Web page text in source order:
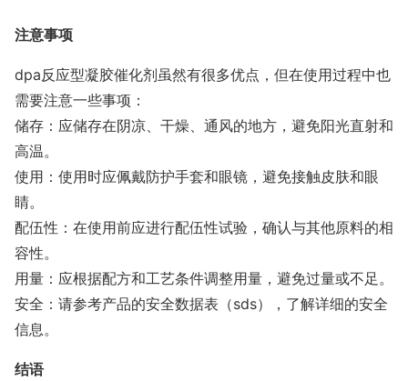
注意事项
dpa反应型凝胶催化剂虽然有很多优点，但在使用过程中也
需要注意一些事项：
储存：应储存在阴凉、干燥、通风的地方，避免阳光直射和
高温。
使用：使用时应佩戴防护手套和眼镜，避免接触皮肤和眼
睛。
配伍性：在使用前应进行配伍性试验，确认与其他原料的相
容性。
用量：应根据配方和工艺条件调整用量，避免过量或不足。
安全：请参考产品的安全数据表（sds），了解详细的安全
信息。
结语